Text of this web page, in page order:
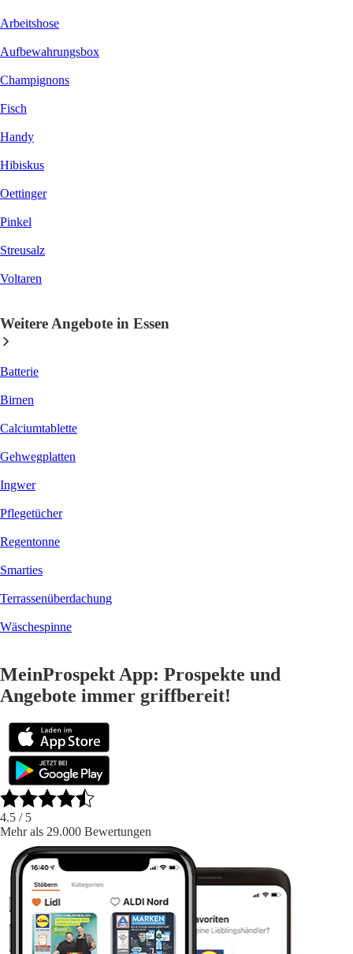
Arbeitshose
Aufbewahrungsbox
Champignons
Fisch
Handy
Hibiskus
Oettinger
Pinkel
Streusalz
Voltaren
Weitere Angebote in Essen
Batterie
Birnen
Calciumtablette
Gehwegplatten
Ingwer
Pflegetücher
Regentonne
Smarties
Terrassenüberdachung
Wäschespinne
MeinProspekt App: Prospekte und
Angebote immer griffbereit!
4.5 / 5
Mehr als 29.000 Bewertungen